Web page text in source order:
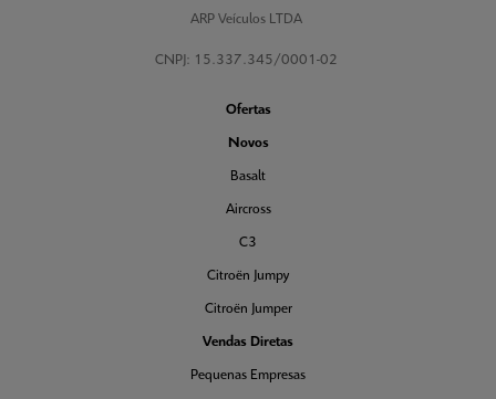
ARP Veículos LTDA
CNPJ: 15.337.345/0001-02
Ofertas
Novos
Basalt
Aircross
C3
Citroën Jumpy
Citroën Jumper
Vendas Diretas
Pequenas Empresas